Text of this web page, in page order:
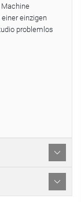
Machine
einzigen
problemlos